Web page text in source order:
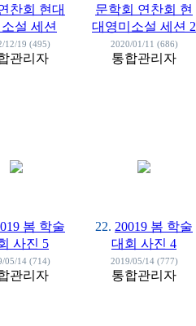
찬회 현대
설 세션
12/19 (495)
관리자
문학회 연찬회 현
대영미소설 세션 2
2020/01/11 (686)
통합관리자
봄 학술
사진 5
05/14 (714)
관리자
22. 20019 봄 학술
대회 사진 4
2019/05/14 (777)
통합관리자